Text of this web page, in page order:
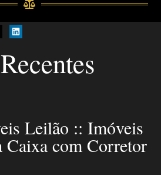
Leilão :: Imóveis
Caixa com Corretor